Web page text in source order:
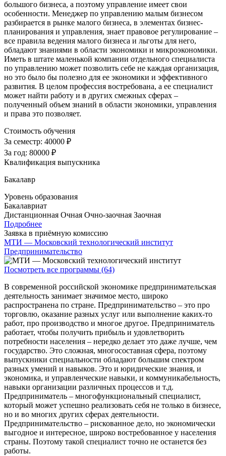
большого бизнеса, а поэтому управление имеет свои
особенности. Менеджер по управлению малым бизнесом
разбирается в рынке малого бизнеса, в элементах бизнес-
планирования и управления, знает правовое регулирование –
все правила ведения малого бизнеса и льготы для него,
обладают знаниями в области экономики и микроэкономики.
Иметь в штате маленькой компании отдельного специалиста
по управлению может позволить себе не каждая организация,
но это было бы полезно для ее экономики и эффективного
развития. В целом профессия востребована, а ее специалист
может найти работу и в других смежных сферах –
полученный объем знаний в области экономики, управления
и права это позволяет.
Стоимость обучения
За семестр: 40000 ₽
За год: 80000 ₽
Квалификация выпускника
Бакалавр
Уровень образования
Бакалавриат
Дистанционная Очная Очно-заочная Заочная
Подробнее
Заявка в приёмную комиссию
МТИ — Московский технологический институт
Предпринимательство
Посмотреть все программы (64)
В современной российской экономике предпринимательская
деятельность занимает значимое место, широко
распространена по стране. Предпринимательство – это про
торговлю, оказание разных услуг или выполнение каких-то
работ, про производство и многое другое. Предприниматель
работает, чтобы получить прибыль и удовлетворить
потребности населения – нередко делает это даже лучше, чем
государство. Это сложная, многосоставная сфера, поэтому
выпускники специальности обладают большим спектром
разных умений и навыков. Это и юридические знания, и
экономика, и управленческие навыки, и коммуникабельность,
навыки организации различных процессов и т.д.
Предприниматель – многофункциональный специалист,
который может успешно реализовать себя не только в бизнесе,
но и во многих других сферах деятельности.
Предпринимательство – рискованное дело, но экономически
выгодное и интересное, широко востребованное у населения
страны. Поэтому такой специалист точно не останется без
работы.